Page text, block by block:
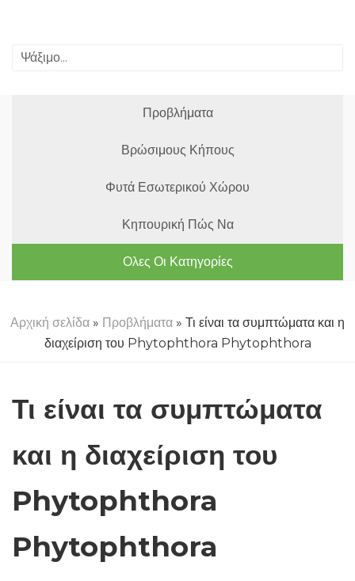
Προβλήματα
Βρώσιμους Κήπους
Φυτά Εσωτερικού Χώρου
Κηπουρική Πώς Να
Ολες Οι Κατηγορίες
Αρχική σελίδα » Προβλήματα » Τι είναι τα συμπτώματα και η
διαχείριση του Phytophthora Phytophthora
Τι είναι τα συμπτώματα
και η διαχείριση του
Phytophthora
Phytophthora